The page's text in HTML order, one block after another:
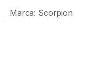
Marca: Scorpion